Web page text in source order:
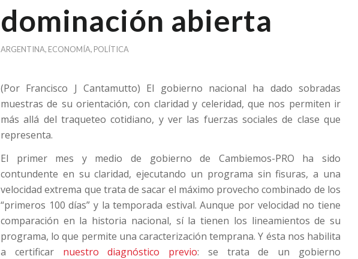
dominación abierta
ARGENTINA, ECONOMÍA, POLÍTICA
(Por Francisco J Cantamutto) El gobierno nacional ha dado sobradas
muestras de su orientación, con claridad y celeridad, que nos permiten ir
más allá del traqueteo cotidiano, y ver las fuerzas sociales de clase que
representa.
El primer mes y medio de gobierno de Cambiemos-PRO ha sido
contundente en su claridad, ejecutando un programa sin fisuras, a una
velocidad extrema que trata de sacar el máximo provecho combinado de los
“primeros 100 días” y la temporada estival. Aunque por velocidad no tiene
comparación en la historia nacional, sí la tienen los lineamientos de su
programa, lo que permite una caracterización temprana. Y ésta nos habilita
a certificar nuestro diagnóstico previo: se trata de un gobierno